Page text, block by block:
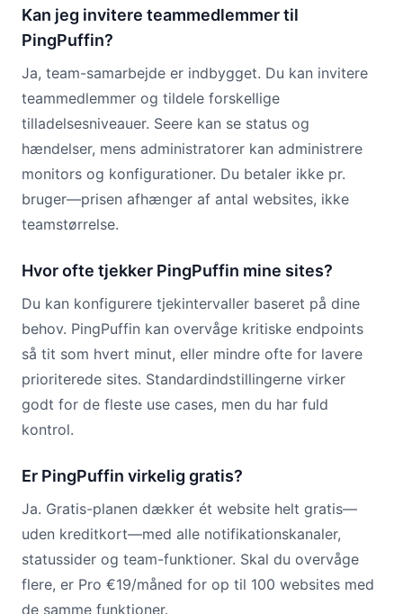
Kan jeg invitere teammedlemmer til
PingPuffin?
Ja, team-samarbejde er indbygget. Du kan invitere
teammedlemmer og tildele forskellige
tilladelsesniveauer. Seere kan se status og
hændelser, mens administratorer kan administrere
monitors og konfigurationer. Du betaler ikke pr.
bruger—prisen afhænger af antal websites, ikke
teamstørrelse.
Hvor ofte tjekker PingPuffin mine sites?
Du kan konfigurere tjekintervaller baseret på dine
behov. PingPuffin kan overvåge kritiske endpoints
så tit som hvert minut, eller mindre ofte for lavere
prioriterede sites. Standardindstillingerne virker
godt for de fleste use cases, men du har fuld
kontrol.
Er PingPuffin virkelig gratis?
Ja. Gratis-planen dækker ét website helt gratis—
uden kreditkort—med alle notifikationskanaler,
statussider og team-funktioner. Skal du overvåge
flere, er Pro €19/måned for op til 100 websites med
de samme funktioner.